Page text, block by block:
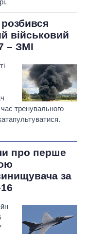
військовий
– ЗМІ
тренувального
про перше
за